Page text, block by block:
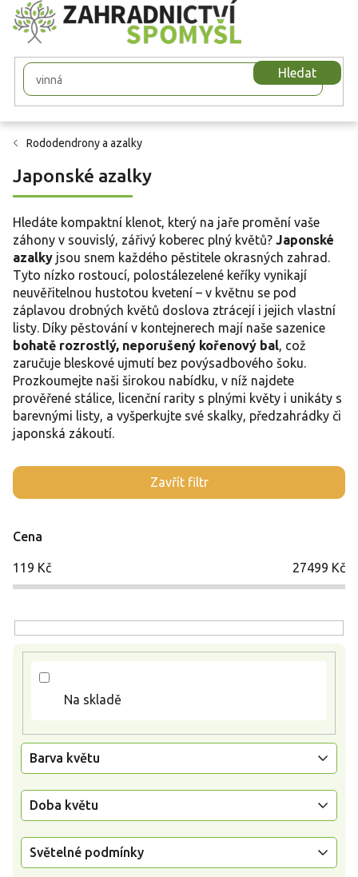
Přejít
na
obsah
Hledat
Rododendrony a azalky
Japonské azalky
Hledáte kompaktní klenot, který na jaře promění vaše
záhony v souvislý, zářivý koberec plný květů? Japonské
azalky jsou snem každého pěstitele okrasných zahrad.
Tyto nízko rostoucí, polostálezelené keříky vynikají
neuvěřitelnou hustotou kvetení – v květnu se pod
záplavou drobných květů doslova ztrácejí i jejich vlastní
listy. Díky pěstování v kontejnerech mají naše sazenice
bohatě rozrostlý, neporušený kořenový bal , což
zaručuje bleskové ujmutí bez povýsadbového šoku.
Prozkoumejte naši širokou nabídku, v níž najdete
prověřené stálice, licenční rarity s plnými květy i unikáty s
barevnými listy, a vyšperkujte své skalky, předzahrádky či
japonská zákoutí.
Zavřít filtr
Cena
119 Kč 27499 Kč
Na skladě
Barva květu
Doba květu
Světelné podmínky
V
ý
s
p
u